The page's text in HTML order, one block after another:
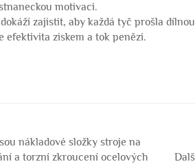
motivaci.
zajistit, aby každá tyč prošla dílnou
efektivita ziskem a tok penězi.
nákladové složky stroje na
a torzní zkroucení ocelových